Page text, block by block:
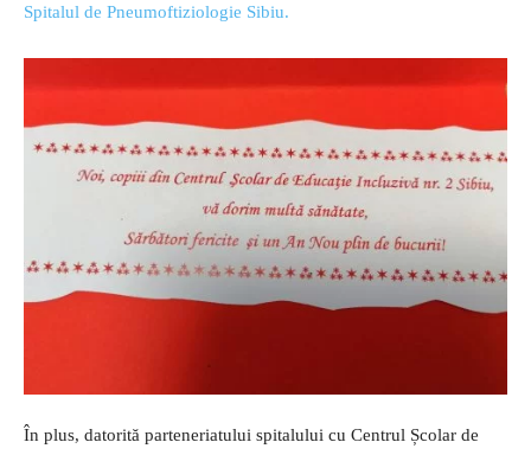
Spitalul de Pneumoftiziologie Sibiu.
În plus, datorită parteneriatului spitalului cu Centrul Școlar de